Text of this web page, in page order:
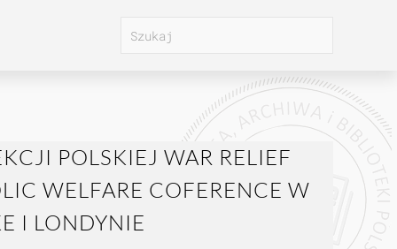
POLSKIEJ WAR RELIEF
WELFARE COFERENCE W
I LONDYNIE